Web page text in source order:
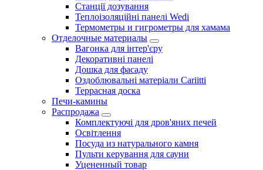
Станції дозування
Теплоізоляційні панелі Wedi
Термометры и гигрометры для хамама
Отделочные материалы
Вагонка для інтер'єру
Декоративні панелі
Дошка для фасаду
Оздоблювальні матеріали Cariitti
Террасная доска
Печи-камины
Распродажа
Комплектуючі для дров'яних печей
Освітлення
Посуда из натурального камня
Пульти керування для сауни
Уцененный товар